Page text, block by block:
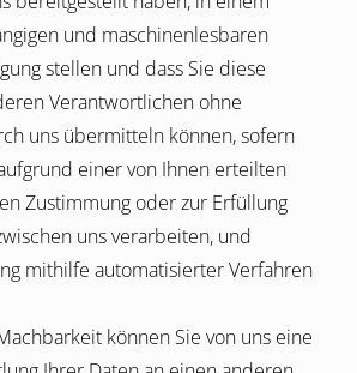
und maschinenlesbaren
stellen und dass Sie diese
Verantwortlichen ohne
uns übermitteln können, sofern
einer von Ihnen erteilten
Zustimmung oder zur Erfüllung
uns verarbeiten, und
mithilfe automatisierter Verfahren
können Sie von uns eine